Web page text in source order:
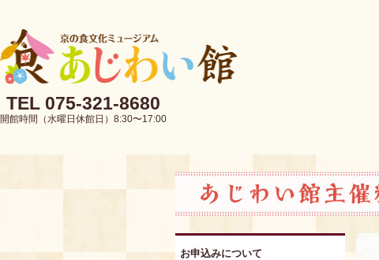
TEL 075-321-8680
開館時間（水曜日休館日）8:30〜17:00
お申込みについて